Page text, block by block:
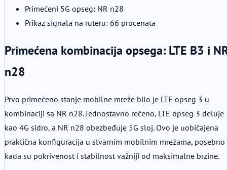
Primećeni 5G opseg: NR n28
Prikaz signala na ruteru: 66 procenata
Primećena kombinacija opsega: LTE B3 i
n28
Prvo primećeno stanje mobilne mreže bilo je LTE opseg 3 u
kombinaciji sa NR n28. Jednostavno rečeno, LTE opseg 3 deluje
kao 4G sidro, a NR n28 obezbeđuje 5G sloj. Ovo je uobičajena
praktična konfiguracija u stvarnim mobilnim mrežama, posebno
kada su pokrivenost i stabilnost važniji od maksimalne brzine.